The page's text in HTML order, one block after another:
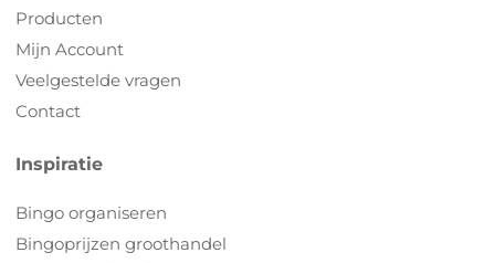
Producten
Mijn Account
Veelgestelde vragen
Contact
Inspiratie
Bingo organiseren
Bingoprijzen groothandel